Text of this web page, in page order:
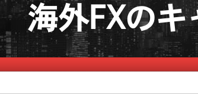
海外FXの